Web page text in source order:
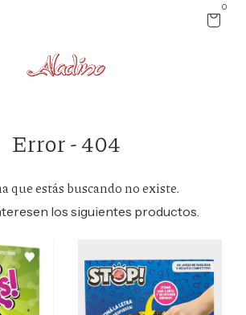
0
Error - 404
que estás buscando no existe.
los siguientes productos.